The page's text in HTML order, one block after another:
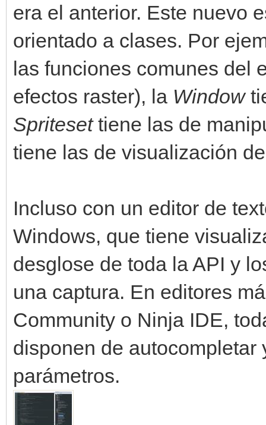
era el anterior. Este nuevo
orientado a clases. Por
las funciones comunes del
efectos raster), la Window
Spritesettiene las de
tiene las de visualización
Incluso con un editor de
Windows, que tiene
desglose de toda la API y
una captura. En editores
Community o Ninja IDE,
disponen de
parámetros.